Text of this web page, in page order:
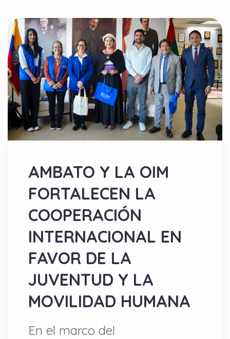
AMBATO Y LA OIM
FORTALECEN LA
COOPERACIÓN
INTERNACIONAL EN
FAVOR DE LA
JUVENTUD Y LA
MOVILIDAD HUMANA
En el marco del